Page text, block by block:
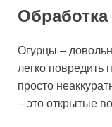
Огурцы –
легко повредить
просто
– это открытые